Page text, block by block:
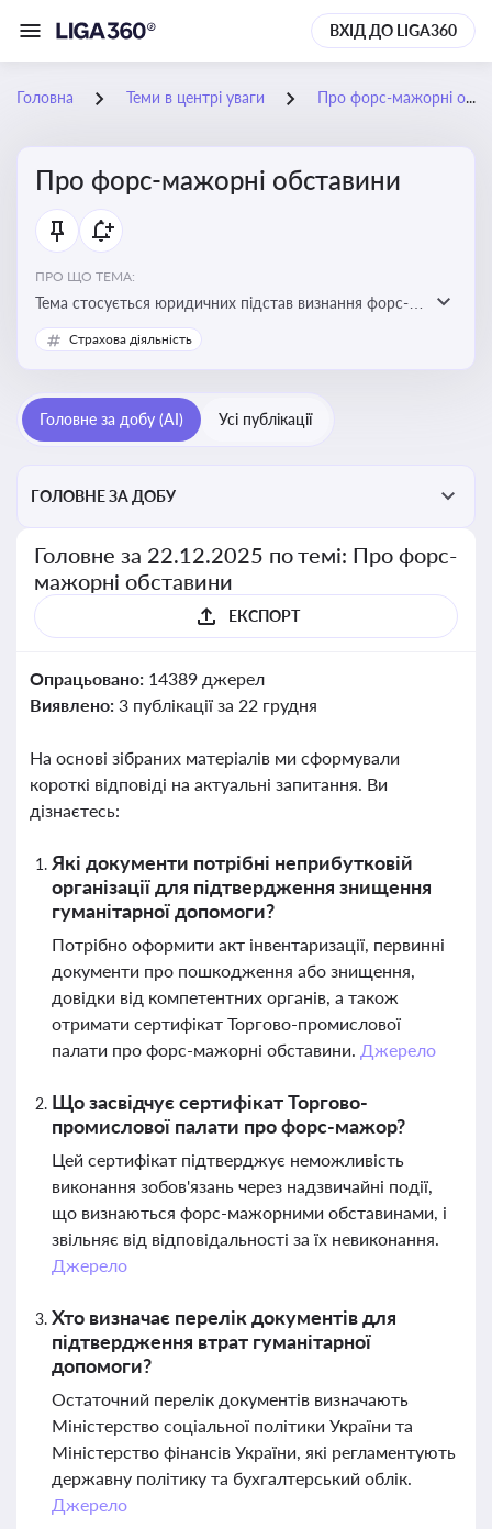
ВХІД ДО LIGA360
Головна Теми в центрі уваги Про форс-мажорні обставини
Про форс-мажорні обставини
ПРО ЩО ТЕМА:
Тема стосується юридичних підстав визнання форс-
мажорних обставин та звільнення від
відповідальності у зв'язку з їх настанням
Страхова діяльність
Головне за добу (AI) Усі публікації
ГОЛОВНЕ ЗА ДОБУ
Головне за 22.12.2025 по темі: Про форс-
мажорні обставини
ЕКСПОРТ
Опрацьовано: 14389 джерел
Виявлено: 3 публікації за 22 грудня
На основі зібраних матеріалів ми сформували
короткі відповіді на актуальні запитання. Ви
дізнаєтесь:
Які документи потрібні неприбутковій
організації для підтвердження знищення
гуманітарної допомоги?
Потрібно оформити акт інвентаризації, первинні
документи про пошкодження або знищення,
довідки від компетентних органів, а також
отримати сертифікат Торгово-промислової
палати про форс-мажорні обставини. Джерело
Що засвідчує сертифікат Торгово-
промислової палати про форс-мажор?
Цей сертифікат підтверджує неможливість
виконання зобов'язань через надзвичайні події,
що визнаються форс-мажорними обставинами, і
звільняє від відповідальності за їх невиконання.
Джерело
Хто визначає перелік документів для
підтвердження втрат гуманітарної
допомоги?
Остаточний перелік документів визначають
Міністерство соціальної політики України та
Міністерство фінансів України, які регламентують
державну політику та бухгалтерський облік.
Джерело